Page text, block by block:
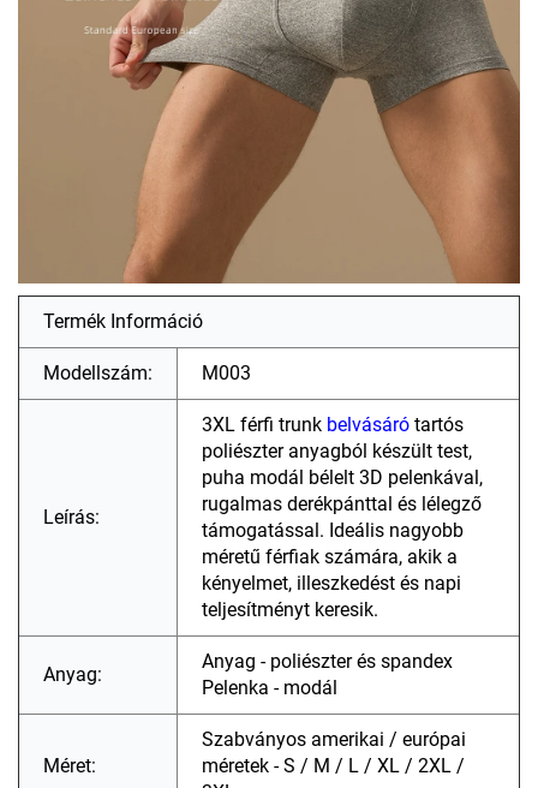
Termék Információ
Modellszám: M003
Leírás:
3XL férfi trunk belvásáró tartós
poliészter anyagból készült test,
puha modál bélelt 3D pelenkával,
rugalmas derékpánttal és lélegző
támogatással. Ideális nagyobb
méretű férfiak számára, akik a
kényelmet, illeszkedést és napi
teljesítményt keresik.
Anyag:
Anyag - poliészter és spandex
Pelenka - modál
Méret:
Szabványos amerikai / európai
méretek - S / M / L / XL / 2XL /